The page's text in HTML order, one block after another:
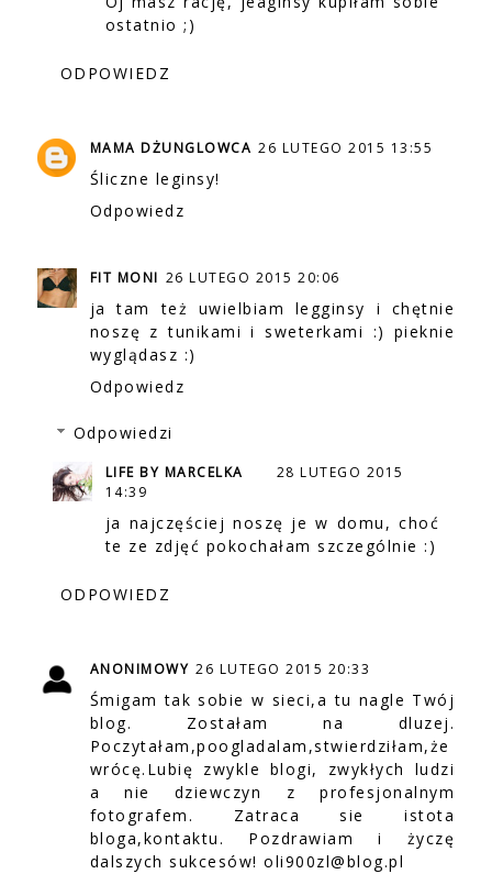
ostatnio ;)
ODPOWIEDZ
MAMA DŻUNGLOWCA 26 LUTEGO 2015 13:55
Śliczne leginsy!
Odpowiedz
FIT MONI 26 LUTEGO 2015 20:06
ja tam też uwielbiam legginsy i chętnie
noszę z tunikami i sweterkami :) pieknie
wyglądasz :)
Odpowiedz
Odpowiedzi
LIFE BY MARCELKA
28 LUTEGO 2015
14:39
ja najczęściej noszę je w domu, choć
te ze zdjęć pokochałam szczególnie :)
ODPOWIEDZ
ANONIMOWY 26 LUTEGO 2015 20:33
Śmigam tak sobie w sieci,a tu nagle Twój
blog. Zostałam na dluzej.
Poczytałam,poogladalam,stwierdziłam,że
wrócę.Lubię zwykle blogi, zwykłych ludzi
a nie dziewczyn z profesjonalnym
fotografem. Zatraca sie istota
bloga,kontaktu. Pozdrawiam i życzę
dalszych sukcesów! oli900zl@blog.pl